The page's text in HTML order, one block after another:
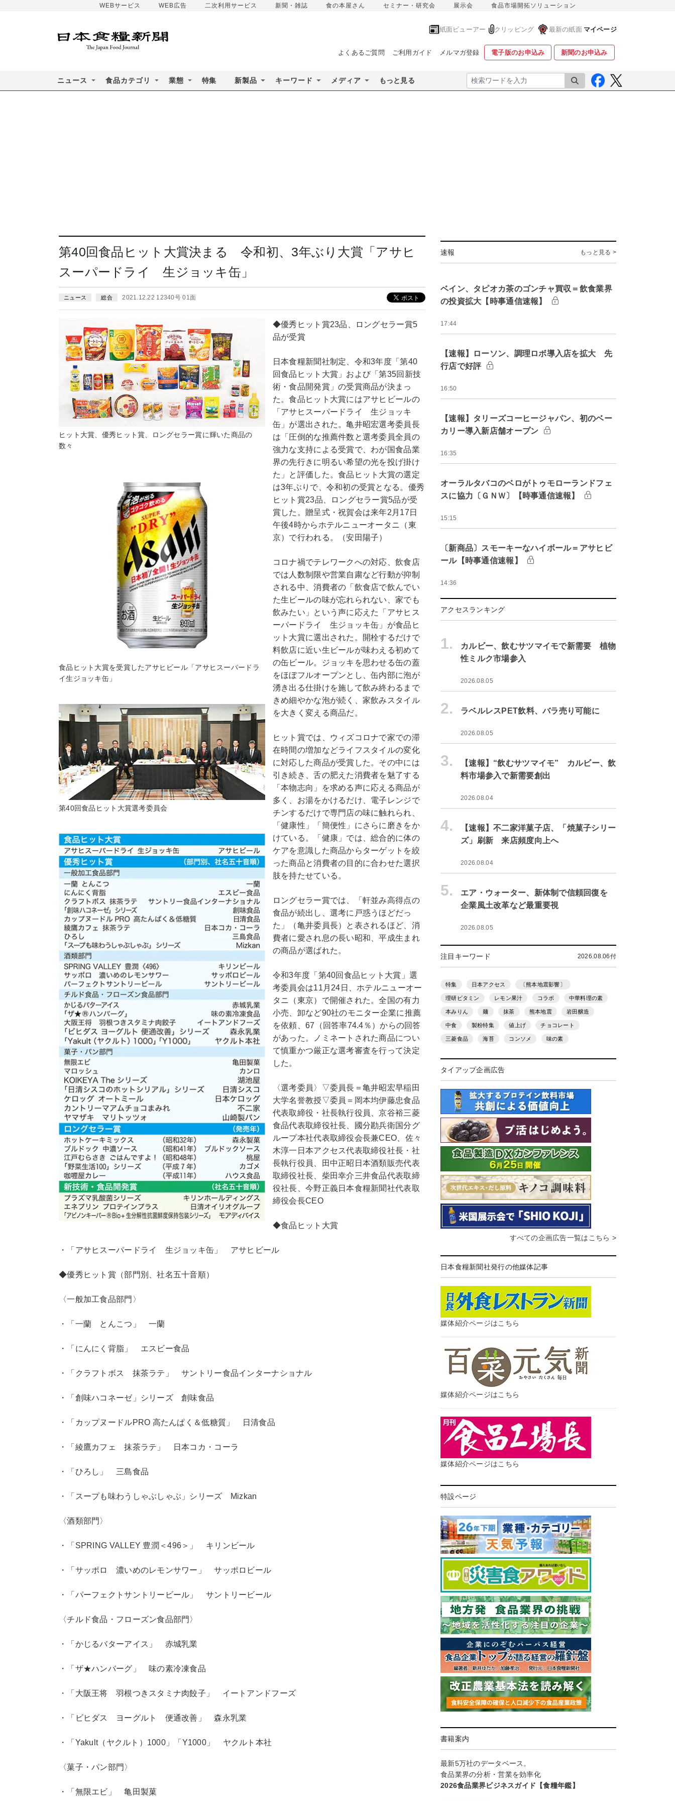
WEBサービス WEB広告 二次利用サービス 新聞・雑誌 食の本屋さん セミナー・研究会 展示会 食品市場開拓ソリューション
紙面ビューアー クリッピング 最新の紙面 マイページ
よくあるご質問 ご利用ガイド メルマガ登録 電子版のお申込み 新聞のお申込み
ニュース 食品カテゴリ 業態 特集 新製品 キーワード メディア もっと見る 検索
第40回食品ヒット大賞決まる 令和初、3年ぶり大賞「アサヒ
スーパードライ 生ジョッキ缶」
ニュース 総合 2021.12.22 12340号 01面
ヒット大賞、優秀ヒット賞、ロングセラー賞に輝いた商品の
数々
食品ヒット大賞を受賞したアサヒビール「アサヒスーパードラ
イ生ジョッキ缶」
第40回食品ヒット大賞選考委員会
◆優秀ヒット賞23品、ロングセラー賞5
品が受賞
日本食糧新聞社制定、令和3年度「第40
回食品ヒット大賞」および「第35回新技
術・食品開発賞」の受賞商品が決まっ
た。食品ヒット大賞にはアサヒビールの
「アサヒスーパードライ 生ジョッキ
缶」が選出された。亀井昭宏選考委員長
は「圧倒的な推薦件数と選考委員全員の
強力な支持による受賞で、わが国食品業
界の先行きに明るい希望の光を投げ掛け
た」と評価した。食品ヒット大賞の選定
は3年ぶりで、令和初の受賞となる。優秀
ヒット賞23品、ロングセラー賞5品が受
賞した。贈呈式・祝賀会は来年2月17日
午後4時からホテルニューオータニ（東
京）で行われる。（安田陽子）
コロナ禍でテレワークへの対応、飲食店
では人数制限や営業自粛など行動が抑制
される中、消費者の「飲食店で飲んでい
た生ビールの味が忘れられない、家でも
飲みたい」という声に応えた「アサヒス
ーパードライ 生ジョッキ缶」が食品ヒ
ット大賞に選出された。開栓するだけで
料飲店に近い生ビールが味わえる初めて
の缶ビール。ジョッキを思わせる缶の蓋
をほぼフルオープンとし、缶内部に泡が
湧き出る仕掛けを施して飲み終わるまで
きめ細やかな泡が続く、家飲みスタイル
を大きく変える商品だ。
ヒット賞では、ウィズコロナで家での滞
在時間の増加などライフスタイルの変化
に対応した商品が受賞した。その中には
引き続き、舌の肥えた消費者を魅了する
「本物志向」を求める声に応える商品が
多く、お湯をかけるだけ、電子レンジで
チンするだけで専門店の味に触れられ、
「健康性」「簡便性」にさらに磨きをか
けている。「健康」では、総合的に体の
ケアを意識した商品からターゲットを絞
った商品と消費者の目的に合わせた選択
肢を持たせている。
ロングセラー賞では、「軒並み高得点の
食品が続出し、選考に戸惑うほどだっ
た」（亀井委員長）と表されるほど、消
費者に愛され息の長い昭和、平成生まれ
の商品が選ばれた。
令和3年度「第40回食品ヒット大賞」選
考委員会は11月24日、ホテルニューオー
タニ（東京）で開催された。全国の有力
小売、卸など90社のモニター企業に推薦
を依頼、67（回答率74.4％）からの回答
があった。ノミネートされた商品につい
て慎重かつ厳正な選考審査を行って決定
した。
〈選考委員〉▽委員長＝亀井昭宏早稲田
大学名誉教授▽委員＝岡本均伊藤忠食品
代表取締役・社長執行役員、京谷裕三菱
食品代表取締役社長、國分勘兵衛国分グ
ループ本社代表取締役会長兼CEO、佐々
木淳一日本アクセス代表取締役社長・社
長執行役員、田中正昭日本酒類販売代表
取締役社長、柴田幸介三井食品代表取締
役社長、今野正義日本食糧新聞社代表取
締役会長CEO
◆食品ヒット大賞
・「アサヒスーパードライ 生ジョッキ缶」 アサヒビール
◆優秀ヒット賞（部門別、社名五十音順）
〈一般加工食品部門〉
・「一蘭 とんこつ」 一蘭
・「にんにく背脂」 エスビー食品
・「クラフトボス 抹茶ラテ」 サントリー食品インターナショナル
・「創味ハコネーゼ」シリーズ 創味食品
・「カップヌードルPRO 高たんぱく＆低糖質」 日清食品
・「綾鷹カフェ 抹茶ラテ」 日本コカ・コーラ
・「ひろし」 三島食品
・「スープも味わうしゃぶしゃぶ」シリーズ Mizkan
〈酒類部門〉
・「SPRING VALLEY 豊潤＜496＞」 キリンビール
・「サッポロ 濃いめのレモンサワー」 サッポロビール
・「パーフェクトサントリービール」 サントリービール
〈チルド食品・フローズン食品部門〉
・「かじるバターアイス」 赤城乳業
・「ザ★ハンバーグ」 味の素冷凍食品
・「大阪王将 羽根つきスタミナ肉餃子」 イートアンドフーズ
・「ビヒダス ヨーグルト 便通改善」 森永乳業
・「Yakult（ヤクルト）1000」「Y1000」 ヤクルト本社
〈菓子・パン部門〉
・「無限エビ」 亀田製菓
速報 もっと見る >
ベイン、タピオカ茶のゴンチャ買収＝飲食業界
の投資拡大【時事通信速報】
17:44
【速報】ローソン、調理ロボ導入店を拡大 先
行店で好評
16:50
【速報】タリーズコーヒージャパン、初のベー
カリー導入新店舗オープン
16:35
オーラルタバコのベロがトゥモローランドフェ
スに協力〔ＧＮＷ〕【時事通信速報】
15:15
〔新商品〕スモーキーなハイボール＝アサヒビ
ール【時事通信速報】
14:36
アクセスランキング
1.
カルビー、飲むサツマイモで新需要 植物
性ミルク市場参入
2026.08.05
2. ラベルレスPET飲料、バラ売り可能に
2026.08.05
3.
【速報】“飲むサツマイモ” カルビー、飲
料市場参入で新需要創出
2026.08.04
4.
【速報】不二家洋菓子店、「焼菓子シリー
ズ」刷新 来店頻度向上へ
2026.08.04
5.
エア・ウォーター、新体制で信頼回復を
企業風土改革など最重要視
2026.08.05
注目キーワード 2026.08.06付
特集 日本アクセス 〔熊本地震影響〕
理研ビタミン レモン果汁 コラボ 中華料理の素
本みりん 麺 抹茶 熊本地震 岩田醸造
中食 製粉特集 値上げ チョコレート
三菱食品 海苔 コンソメ 味の素
タイアップ企画広告
すべての企画広告一覧はこちら >
日本食糧新聞社発行の他媒体記事
媒体紹介ページはこちら
媒体紹介ページはこちら
媒体紹介ページはこちら
特設ページ
書籍案内
最新5万社のデータベース。
食品業界の分析・営業を効率化
2026食品業界ビジネスガイド【食糧年鑑】